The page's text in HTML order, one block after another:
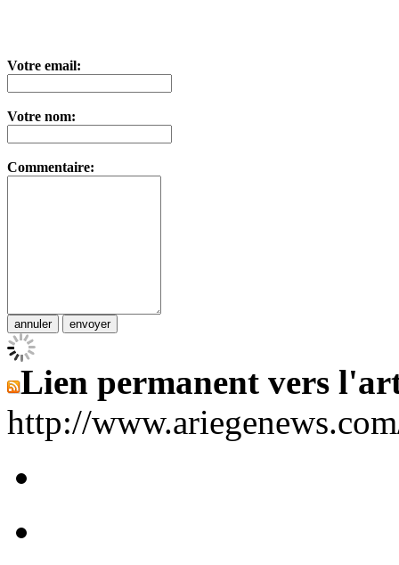
Votre email:
Votre nom:
Commentaire:
Lien permanent vers
http://